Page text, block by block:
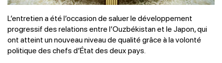
L’entretien a été l’occasion de saluer le développement
progressif des relations entre l’Ouzbékistan et le Japon, qui
ont atteint un nouveau niveau de qualité grâce à la volonté
politique des chefs d’État des deux pays.